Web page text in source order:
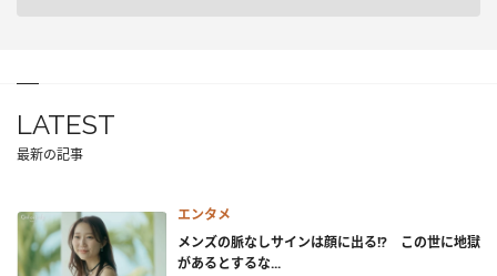
LATEST
最新の記事
エンタメ
メンズの脈なしサインは顔に出る!? この世に地獄
があるとするな...